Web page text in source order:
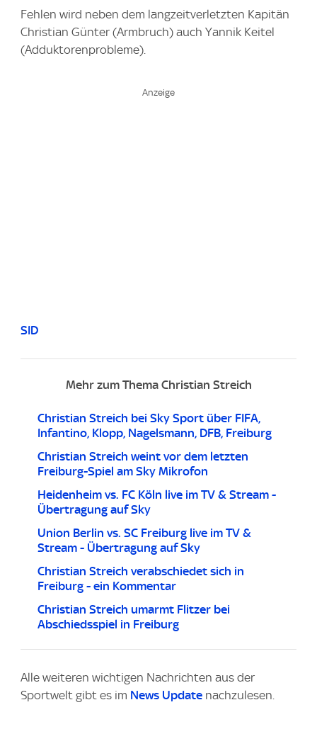
Fehlen wird neben dem langzeitverletzten Kapitän
Christian Günter (Armbruch) auch Yannik Keitel
(Adduktorenprobleme).
SID
Mehr zum Thema Christian Streich
Christian Streich bei Sky Sport über FIFA,
Infantino, Klopp, Nagelsmann, DFB, Freiburg
Christian Streich weint vor dem letzten
Freiburg-Spiel am Sky Mikrofon
Heidenheim vs. FC Köln live im TV & Stream -
Übertragung auf Sky
Union Berlin vs. SC Freiburg live im TV &
Stream - Übertragung auf Sky
Christian Streich verabschiedet sich in
Freiburg - ein Kommentar
Christian Streich umarmt Flitzer bei
Abschiedsspiel in Freiburg
Alle weiteren wichtigen Nachrichten aus der
Sportwelt gibt es im News Update nachzulesen.